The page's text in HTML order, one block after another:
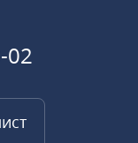
02